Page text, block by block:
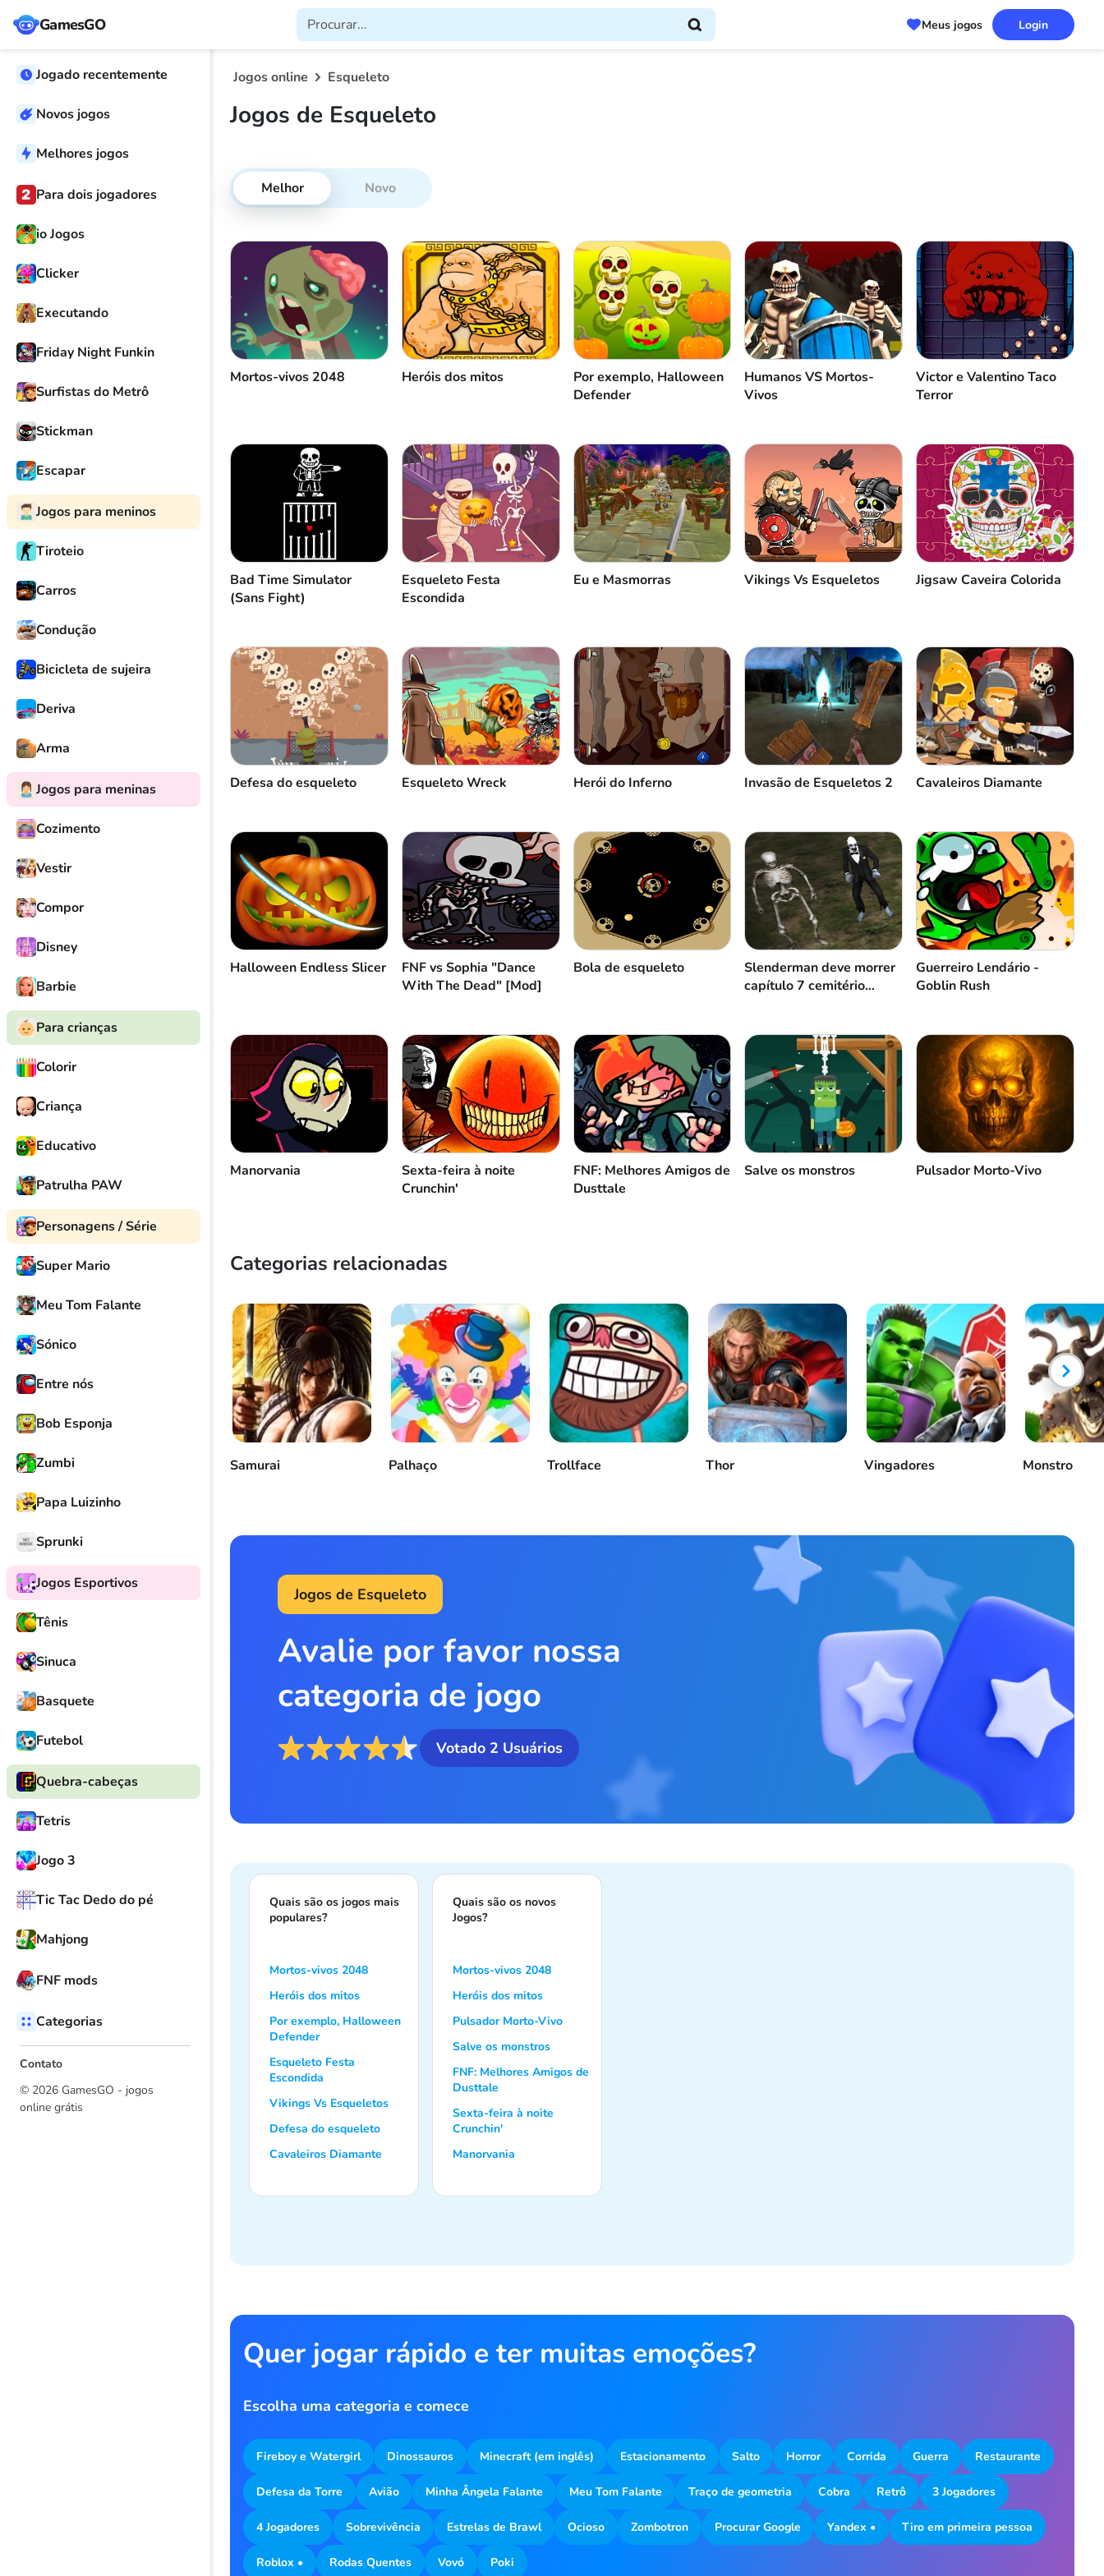
GamesGO Meus jogos Login
Jogado recentemente
Novos jogos
Melhores jogos
Para dois jogadores
io Jogos
Clicker
Executando
Friday Night Funkin
Surfistas do Metrô
Stickman
Escapar
Jogos para meninos
Tiroteio
Carros
Condução
Bicicleta de sujeira
Deriva
Arma
Jogos para meninas
Cozimento
Vestir
Compor
Disney
Barbie
Para crianças
Colorir
Criança
Educativo
Patrulha PAW
Personagens / Série
Super Mario
Meu Tom Falante
Sónico
Entre nós
Bob Esponja
Zumbi
Papa Luizinho
Sprunki
Jogos Esportivos
Tênis
Sinuca
Basquete
Futebol
Quebra-cabeças
Tetris
Jogo 3
Tic Tac Dedo do pé
Mahjong
FNF mods
Categorias
Contato
© 2026 GamesGO - jogos
online grátis
Jogos online Esqueleto
Jogos de Esqueleto
Melhor Novo
Mortos-vivos 2048 Heróis dos mitos
Por exemplo, Halloween
Defender
Humanos VS Mortos-
Vivos
Victor e Valentino Taco
Terror
Bad Time Simulator
(Sans Fight)
Esqueleto Festa
Escondida
Eu e Masmorras Vikings Vs Esqueletos Jigsaw Caveira Colorida
Defesa do esqueleto Esqueleto Wreck Herói do Inferno Invasão de Esqueletos 2 Cavaleiros Diamante
Halloween Endless Slicer
FNF vs Sophia "Dance
With The Dead" [Mod]
Bola de esqueleto
Slenderman deve morrer
capítulo 7 cemitério
Guerreiro Lendário -
Goblin Rush
Manorvania
Sexta-feira à noite
Crunchin'
FNF: Melhores Amigos de
Dusttale
Salve os monstros Pulsador Morto-Vivo
Categorias relacionadas
Samurai Palhaço Trollface Thor Vingadores Monstro
Jogos de Esqueleto
Avalie por favor nossa
categoria de jogo
Votado 2 Usuários
Quais são os jogos mais
populares?
Mortos-vivos 2048
Heróis dos mitos
Por exemplo, Halloween
Defender
Esqueleto Festa
Escondida
Vikings Vs Esqueletos
Defesa do esqueleto
Cavaleiros Diamante
Quais são os novos
Jogos?
Mortos-vivos 2048
Heróis dos mitos
Pulsador Morto-Vivo
Salve os monstros
FNF: Melhores Amigos de
Dusttale
Sexta-feira à noite
Crunchin'
Manorvania
Quer jogar rápido e ter muitas emoções?
Escolha uma categoria e comece
Fireboy e Watergirl Dinossauros Minecraft (em inglês) Estacionamento Salto Horror Corrida Guerra Restaurante
Defesa da Torre Avião Minha Ângela Falante Meu Tom Falante Traço de geometria Cobra Retrô 3 Jogadores
4 Jogadores Sobrevivência Estrelas de Brawl Ocioso Zombotron Procurar Google Yandex • Tiro em primeira pessoa
Roblox • Rodas Quentes Vovó Poki